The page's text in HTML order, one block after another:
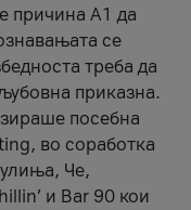
причина А1 да
се
треба да
приказна.
посебна
во соработка
Че,
и Bar 90 кои